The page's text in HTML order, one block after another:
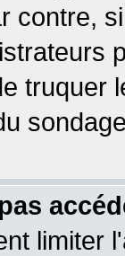
contre,
truquer
limiter